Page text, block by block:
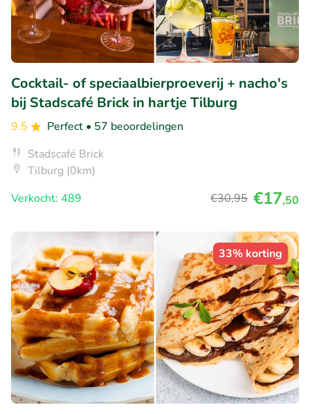
Cocktail- of speciaalbierproeverij + nacho's
bij Stadscafé Brick in hartje Tilburg
9.5 Perfect • 57 beoordelingen
Stadscafé Brick
Tilburg (0km)
Verkocht: 489
€30,95 €17,50
33% korting